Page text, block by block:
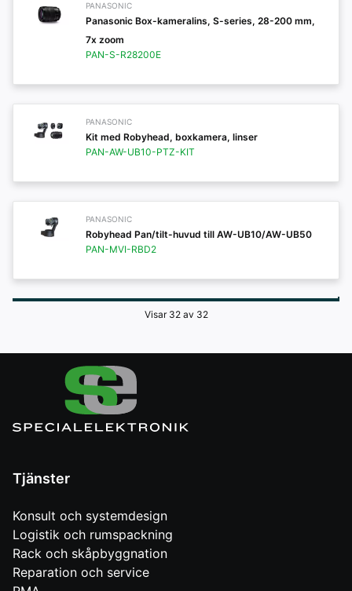
PANASONIC
Panasonic Box-kameralins, S-series, 28-200 mm,
7x zoom
PAN-S-R28200E
PANASONIC
Kit med Robyhead, boxkamera, linser
PAN-AW-UB10-PTZ-KIT
PANASONIC
Robyhead Pan/tilt-huvud till AW-UB10/AW-UB50
PAN-MVI-RBD2
Visar 32 av 32
Tjänster
Konsult och systemdesign
Logistik och rumspackning
Rack och skåpbyggnation
Reparation och service